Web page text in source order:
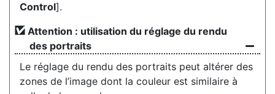
Control].
Attention : utilisation du réglage du rendu
des portraits
Le réglage du rendu des portraits peut altérer des
zones de l’image dont la couleur est similaire à